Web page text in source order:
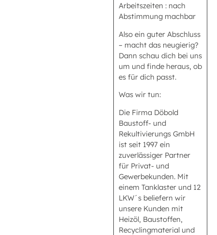
Arbeitszeiten : nach
Abstimmung machbar
Also ein guter Abschluss
– macht das neugierig?
Dann schau dich bei uns
um und finde heraus, ob
es für dich passt.
Was wir tun:
Die Firma Döbold
Baustoff- und
Rekultivierungs GmbH
ist seit 1997 ein
zuverlässiger Partner
für Privat- und
Gewerbekunden. Mit
einem Tanklaster und 12
LKW´s beliefern wir
unsere Kunden mit
Heizöl, Baustoffen,
Recyclingmaterial und